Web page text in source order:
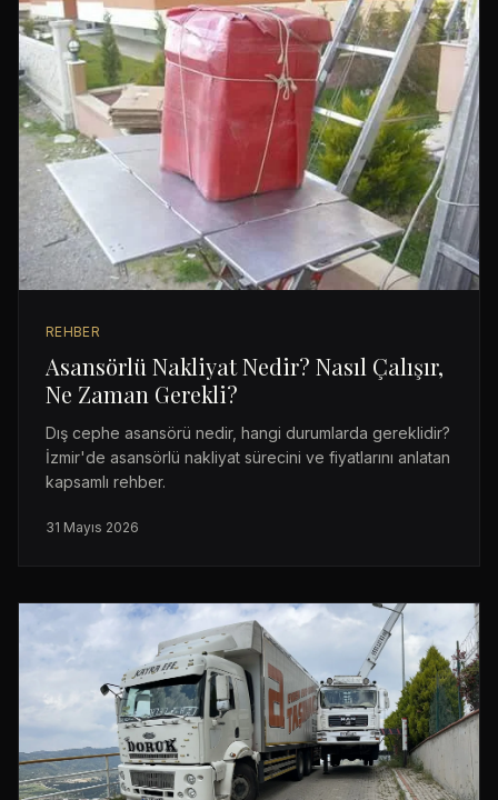
REHBER
Asansörlü Nakliyat Nedir? Nasıl Çalışır,
Ne Zaman Gerekli?
Dış cephe asansörü nedir, hangi durumlarda gereklidir?
İzmir'de asansörlü nakliyat sürecini ve fiyatlarını anlatan
kapsamlı rehber.
31 Mayıs 2026